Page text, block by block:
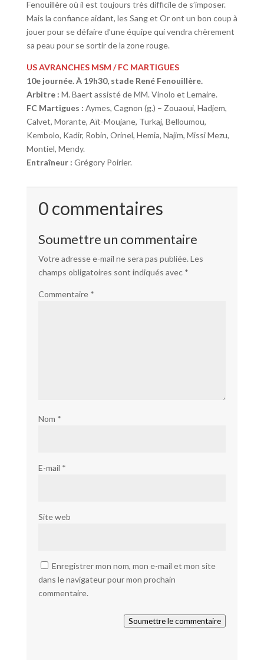
Fenouillère où il est toujours très difficile de s’imposer.
Mais la confiance aidant, les Sang et Or ont un bon coup à
jouer pour se défaire d’une équipe qui vendra chèrement
sa peau pour se sortir de la zone rouge.
US AVRANCHES MSM / FC MARTIGUES
10e journée. À 19h30, stade René Fenouillère.
Arbitre : M. Baert assisté de MM. Vinolo et Lemaire.
FC Martigues : Aymes, Cagnon (g.) – Zouaoui, Hadjem,
Calvet, Morante, Aït-Moujane, Turkaj, Belloumou,
Kembolo, Kadir, Robin, Orinel, Hemia, Najim, Missi Mezu,
Montiel, Mendy.
Entraîneur : Grégory Poirier.
0 commentaires
Soumettre un commentaire
Votre adresse e-mail ne sera pas publiée. Les
champs obligatoires sont indiqués avec *
Commentaire *
Nom *
E-mail *
Site web
Enregistrer mon nom, mon e-mail et mon site
dans le navigateur pour mon prochain
commentaire.
Soumettre le commentaire